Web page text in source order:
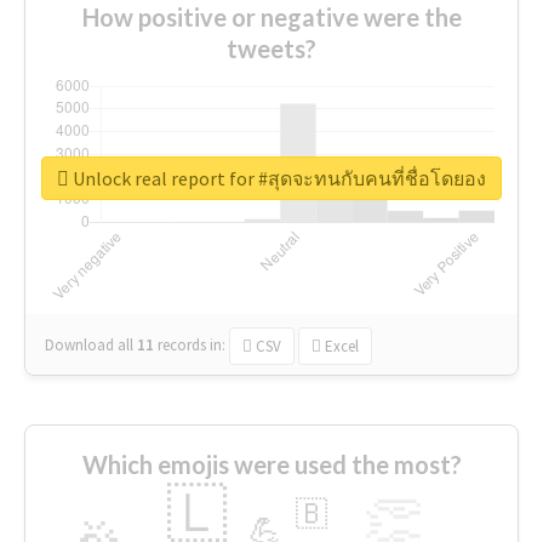
How positive or negative were the
tweets?
Download all 11 records in: CSV Excel
Unlock real report for #สุดจะทนกับคนที่ชื่อโดยอง
Which emojis were used the most?
🇱 💪 🇧